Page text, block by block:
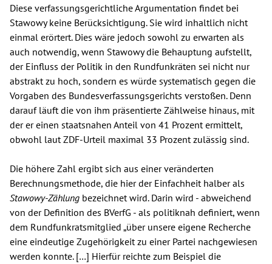
Diese verfassungsgerichtliche Argumentation findet bei
Stawowy keine Berücksichtigung. Sie wird inhaltlich nicht
einmal erörtert. Dies wäre jedoch sowohl zu erwarten als
auch notwendig, wenn Stawowy die Behauptung aufstellt,
der Einfluss der Politik in den Rundfunkräten sei nicht nur
abstrakt zu hoch, sondern es würde systematisch gegen die
Vorgaben des Bundesverfassungsgerichts verstoßen. Denn
darauf läuft die von ihm präsentierte Zählweise hinaus, mit
der er einen staatsnahen Anteil von 41 Prozent ermittelt,
obwohl laut ZDF-Urteil maximal 33 Prozent zulässig sind.
Die höhere Zahl ergibt sich aus einer veränderten
Berechnungsmethode, die hier der Einfachheit halber als
Stawowy-Zählung bezeichnet wird. Darin wird - abweichend
von der Definition des BVerfG - als politiknah definiert, wenn
dem Rundfunkratsmitglied „über unsere eigene Recherche
eine eindeutige Zugehörigkeit zu einer Partei nachgewiesen
werden konnte. […] Hierfür reichte zum Beispiel die